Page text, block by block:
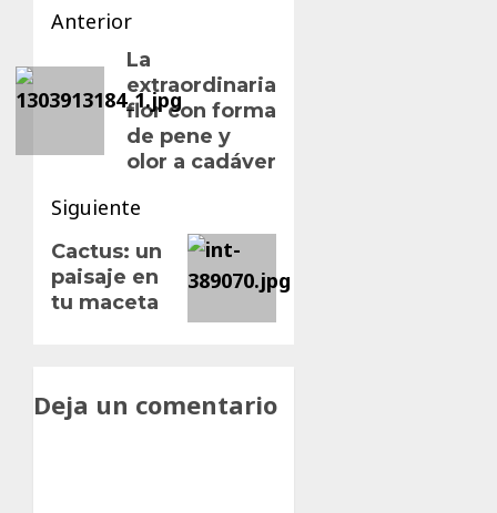
Navegación
de
entradas
Anterior
Entrada
anterior:
La
extraordinaria
flor con forma
de pene y
olor a cadáver
Siguiente
Siguiente
entrada:
Cactus: un
paisaje en
tu maceta
Deja un comentario